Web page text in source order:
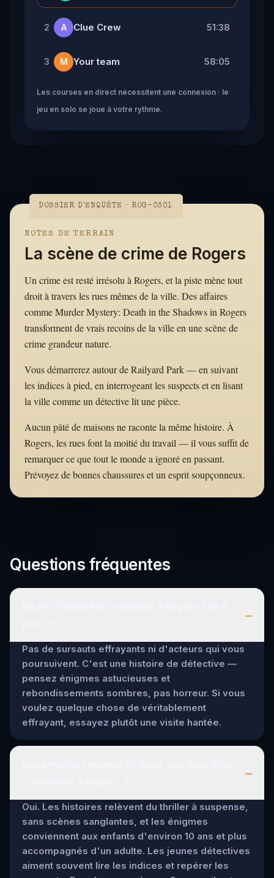
2 A Clue Crew 51:38
3 M Your team 58:05
Les courses en direct nécessitent une connexion · le
jeu en solo se joue à votre rythme.
DOSSIER D'ENQUÊTE · ROG-0301
NOTES DE TERRAIN
La scène de crime de Rogers
Un crime est resté irrésolu à Rogers, et la piste mène tout
droit à travers les rues mêmes de la ville. Des affaires
comme Murder Mystery: Death in the Shadows in Rogers
transforment de vrais recoins de la ville en une scène de
crime grandeur nature.
Vous démarrerez autour de Railyard Park — en suivant
les indices à pied, en interrogeant les suspects et en lisant
la ville comme un détective lit une pièce.
Aucun pâté de maisons ne raconte la même histoire. À
Rogers, les rues font la moitié du travail — il vous suffit de
remarquer ce que tout le monde a ignoré en passant.
Prévoyez de bonnes chaussures et un esprit soupçonneux.
Questions fréquentes
–
Pas de sursauts effrayants ni d'acteurs qui vous
poursuivent. C'est une histoire de détective —
pensez énigmes astucieuses et
rebondissements sombres, pas horreur. Si vous
voulez quelque chose de véritablement
effrayant, essayez plutôt une visite hantée.
–
Oui. Les histoires relèvent du thriller à suspense,
sans scènes sanglantes, et les énigmes
conviennent aux enfants d'environ 10 ans et plus
accompagnés d'un adulte. Les jeunes détectives
aiment souvent lire les indices et repérer les